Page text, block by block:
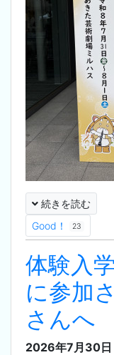
続きを読む
Good！
23
体験入
に参加
さんへ
2026年7月30